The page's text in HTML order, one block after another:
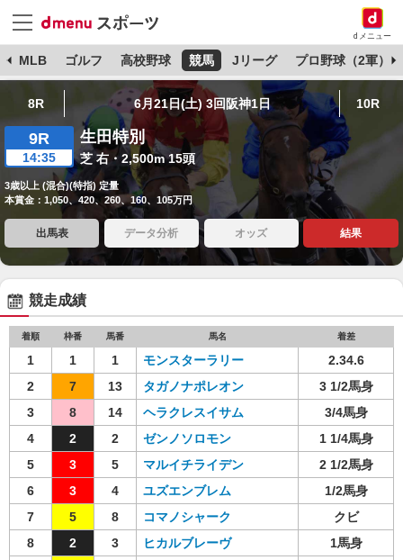
dメニュー
MLB ゴルフ 高校野球 競馬 Jリーグ プロ野球（2軍）
8R 6月21日(土) 3回阪神1日 10R
9R
14:35
生田特別
芝 右・2,500m 15頭
3歳以上 (混合)(特指) 定量
本賞金：1,050、420、260、160、105万円
出馬表 データ分析 オッズ 結果
競走成績
着順 枠番 馬番 馬名 着差
1 1 1 モンスターラリー
2.34.6
2
7 13 タガノナポレオン
3 1/2馬身
3
8 14 ヘラクレスイサム
3/4馬身
4
2 2 ゼンノソロモン
1 1/4馬身
5
3 5 マルイチライデン
2 1/2馬身
6
3 4 ユズエンブレム
1/2馬身
7
5 8 コマノシャーク
クビ
8
2 3 ヒカルブレーヴ
1馬身